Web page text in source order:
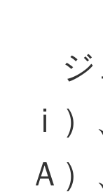
ジ
ｉ
Ａ